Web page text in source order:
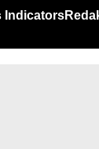
Indicators